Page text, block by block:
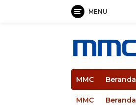
MENU
MMC Beranda
MMC Beranda